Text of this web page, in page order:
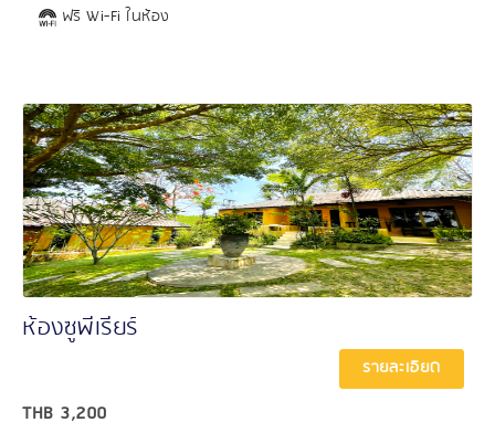
ฟรี Wi-Fi ในห้อง
ห้องซูพีเรียร์
THB 3,200
รายละเอียด